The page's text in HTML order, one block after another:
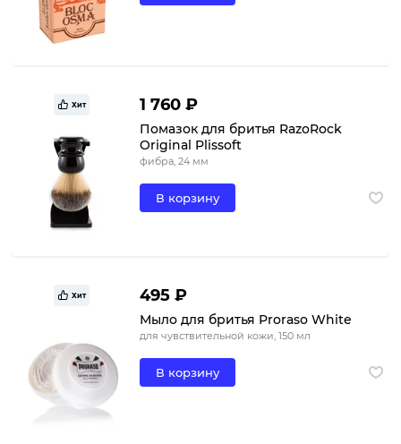
Хит 1 760 ₽
Помазок для бритья RazoRock
Original Plissoft
фибра, 24 мм
В корзину
Хит 495 ₽
Мыло для бритья Proraso White
для чувствительной кожи, 150 мл
В корзину